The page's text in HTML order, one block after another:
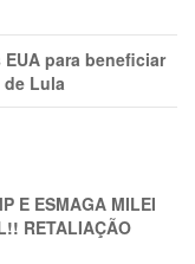
para beneficiar
Lula
E ESMAGA MILEI
RETALIAÇÃO